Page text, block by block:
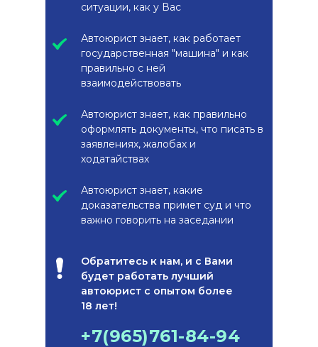
ситуации, как у Вас
Автоюрист знает, как работает
государственная "машина" и как
правильно с ней
взаимодействовать
Автоюрист знает, как правильно
оформлять документы, что писать в
заявлениях, жалобах и
ходатайствах
Автоюрист знает, какие
доказательства примет суд и что
важно говорить на заседании
Обратитесь к нам, и с Вами
будет работать лучший
автоюрист с опытом более
18 лет!
+7(965)761-84-94